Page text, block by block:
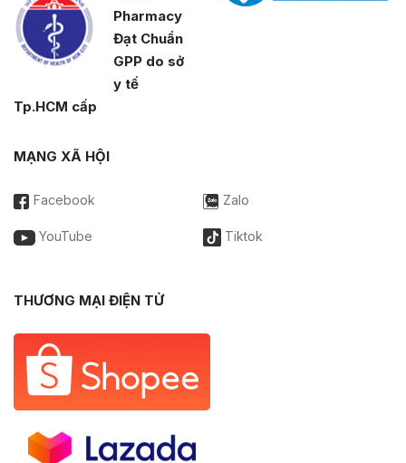
Pharmacy
Đạt Chuẩn
GPP do sở
y tế
Tp.HCM cấp
MẠNG XÃ HỘI
Facebook Zalo
YouTube Tiktok
THƯƠNG MẠI ĐIỆN TỬ